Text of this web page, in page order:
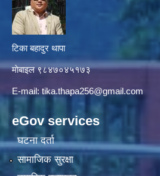
टिका बहादुर थापा
माे‍बाइल ९८४७०४५१७३
E-mail: tika.thapa256@gmail.com
eGov services
घटना दर्ता
सामाजिक सुरक्षा